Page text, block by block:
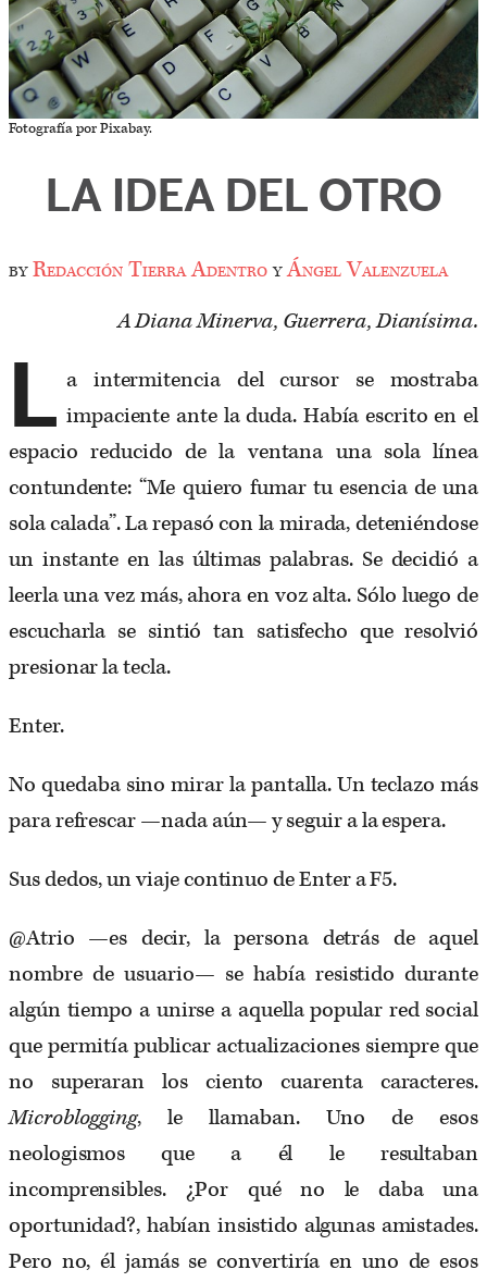
Fotografía por Pixabay.
LA IDEA DEL OTRO
byRedacción Tierra AdentroyÁngel Valenzuela
A Diana Minerva, Guerrera, Dianísima.
L a intermitencia del cursor se mostraba
impaciente ante la duda. Había escrito en el
espacio reducido de la ventana una sola línea
contundente: “Me quiero fumar tu esencia de una
sola calada”. La repasó con la mirada, deteniéndose
un instante en las últimas palabras. Se decidió a
leerla una vez más, ahora en voz alta. Sólo luego de
escucharla se sintió tan satisfecho que resolvió
presionar la tecla.
Enter.
No quedaba sino mirar la pantalla. Un teclazo más
para refrescar —nada aún— y seguir a la espera.
Sus dedos, un viaje continuo de Enter a F5.
@Atrio —es decir, la persona detrás de aquel
nombre de usuario— se había resistido durante
algún tiempo a unirse a aquella popular red social
que permitía publicar actualizaciones siempre que
no superaran los ciento cuarenta caracteres.
Microblogging, le llamaban. Uno de esos
neologismos que a él le resultaban
incomprensibles. ¿Por qué no le daba una
oportunidad?, habían insistido algunas amistades.
Pero no, él jamás se convertiría en uno de esos